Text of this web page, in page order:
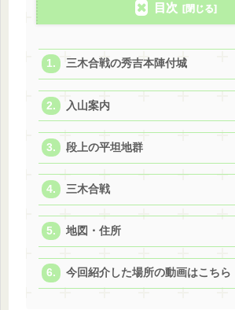
目次
三木合戦の秀吉本陣付城
入山案内
段上の平坦地群
三木合戦
地図・住所
今回紹介した場所の動画はこちら